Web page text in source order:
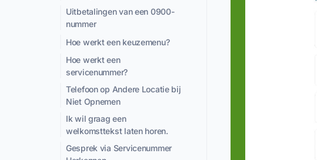
Uitbetalingen van een 0900-
nummer
Hoe werkt een keuzemenu?
Hoe werkt een
servicenummer?
Telefoon op Andere Locatie bij
Niet Opnemen
Ik wil graag een
welkomsttekst laten horen.
Gesprek via Servicenummer